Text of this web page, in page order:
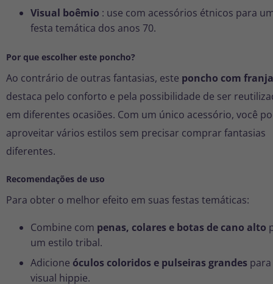
Visual boêmio : use com acessórios étnicos para
festa temática dos anos 70.
Por que escolher este poncho?
Ao contrário de outras fantasias, este poncho com
destaca pelo conforto e pela possibilidade de ser
em diferentes ocasiões. Com um único acessório, você
aproveitar vários estilos sem precisar comprar fantasias
diferentes.
Recomendações de uso
Para obter o melhor efeito em suas festas temáticas:
Combine com penas, colares e botas de cano alto
um estilo tribal.
Adicione óculos coloridos e pulseiras grandes
visual hippie.